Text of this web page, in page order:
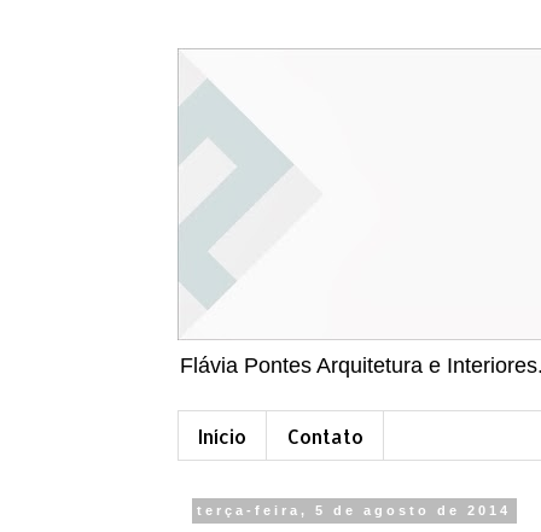
Flávia Pontes Arquitetura e
Início Contato
terça-feira, 5 de agosto de 2014